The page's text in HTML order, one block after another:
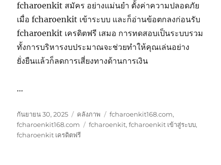
fcharoenkit สมัคร อย่างแม่นยำ ตั้งค่าความปลอดภัย
เมื่อ fcharoenkit เข้าระบบ และก็อ่านข้อตกลงก่อนรับ
fcharoenkit เครดิตฟรี เสมอ การทดสอบเป็นระบบรวม
ทั้งการบริหารงบประมาณจะช่วยทำให้คุณเล่นอย่าง
ยั่งยืนแล้วก็ลดการเสี่ยงทางด้านการเงิน
…
เขียน
เมื่อ
กันยายน 30, 2025
รูป
แบบ
เรื่อง
คลังภาพ
หมวด
หมู่
fcharoenkit168.com,
fcharoenkit168.com
ป้าย
fcharoenkit,fcharoenkit เข้าสู่ระบบ,
fcharoenkit เครดิตฟรี